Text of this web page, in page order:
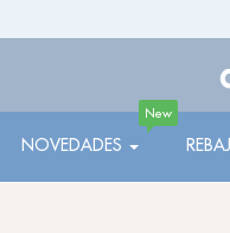
NOVEDADES
New